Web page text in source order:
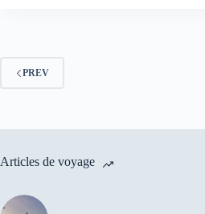
PREV
Articles de voyage